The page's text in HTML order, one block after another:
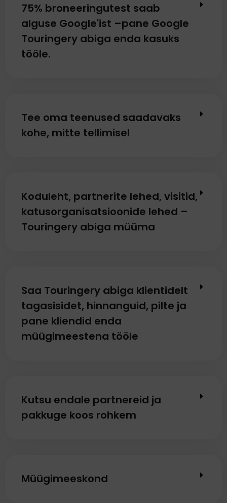
75% broneeringutest saab
alguse Google'ist –pane Google
Touringery abiga enda kasuks
tööle.
Tee oma teenused saadavaks
kohe, mitte tellimisel
Koduleht, partnerite lehed, visitid,
katusorganisatsioonide lehed –
Touringery abiga müüma
Saa Touringery abiga klientidelt
tagasisidet, hinnanguid, pilte ja
pane kliendid enda
müügimeestena tööle
Kutsu endale partnereid ja
pakkuge koos rohkem
Müügimeeskond